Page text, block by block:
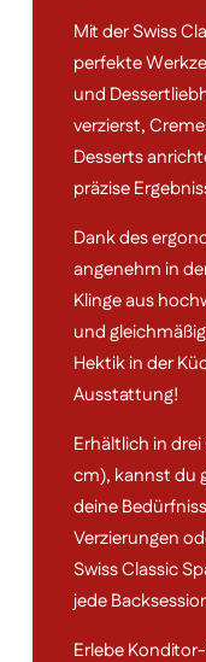
Mit der Swiss
perfekte
und
verzierst,
Desserts
präzise
Dank des
angenehm in
Klinge aus
und
Hektik in der
Ausstattung!
Erhältlich in
cm), kannst du
deine
Verzierungen
Swiss Classic
jede
Erlebe